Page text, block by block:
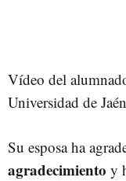
Vídeo del
Universidad de
Su esposa ha
agradecimiento y